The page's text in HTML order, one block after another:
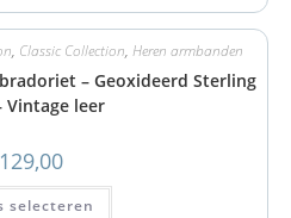
, Classic Collection, Heren armbanden
– Geoxideerd Sterling
Vintage leer
129,00
selecteren